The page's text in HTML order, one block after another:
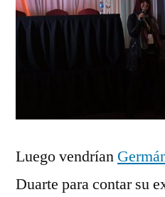
Luego vendrían
Duarte para contar su